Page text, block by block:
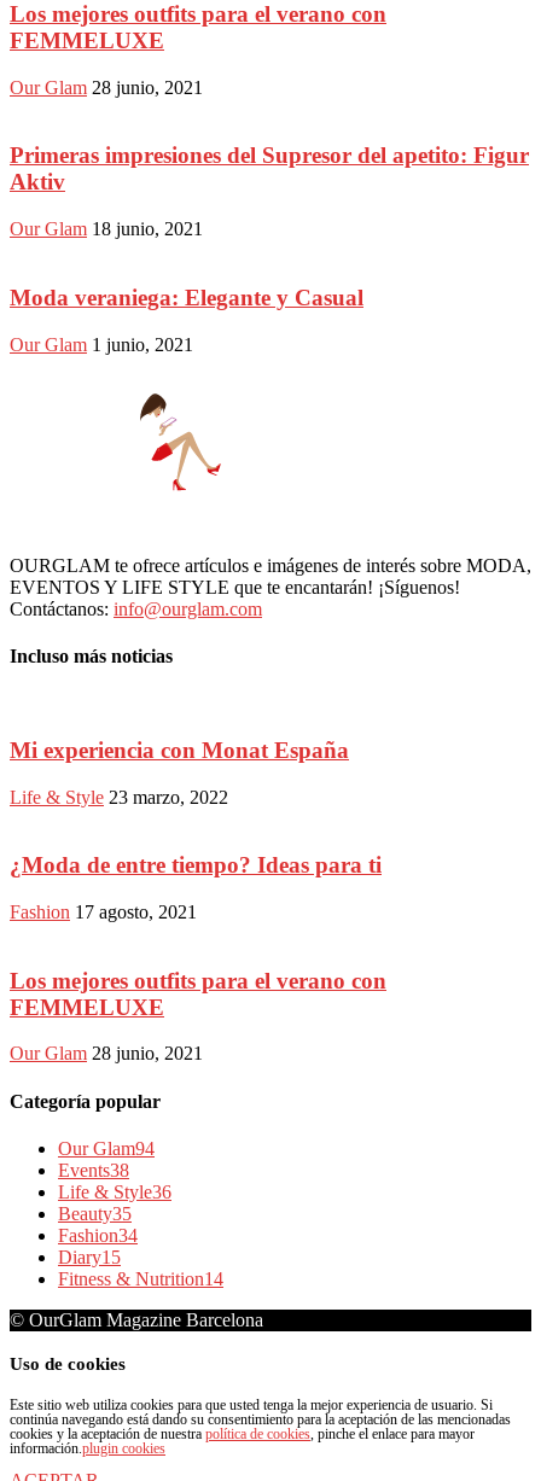
Los mejores outfits para el verano con
FEMMELUXE
Our Glam 28 junio, 2021
Primeras impresiones del Supresor del apetito: Figur
Aktiv
Our Glam 18 junio, 2021
Moda veraniega: Elegante y Casual
Our Glam 1 junio, 2021
OURGLAM te ofrece artículos e imágenes de interés sobre MODA,
EVENTOS Y LIFE STYLE que te encantarán! ¡Síguenos!
Contáctanos: info@ourglam.com
Incluso más noticias
Mi experiencia con Monat España
Life & Style 23 marzo, 2022
¿Moda de entre tiempo? Ideas para ti
Fashion 17 agosto, 2021
Los mejores outfits para el verano con
FEMMELUXE
Our Glam 28 junio, 2021
Categoría popular
Our Glam94
Events38
Life & Style36
Beauty35
Fashion34
Diary15
Fitness & Nutrition14
© OurGlam Magazine Barcelona
Uso de cookies
Este sitio web utiliza cookies para que usted tenga la mejor experiencia de usuario. Si
continúa navegando está dando su consentimiento para la aceptación de las mencionadas
cookies y la aceptación de nuestra política de cookies, pinche el enlace para mayor
información.plugin cookies